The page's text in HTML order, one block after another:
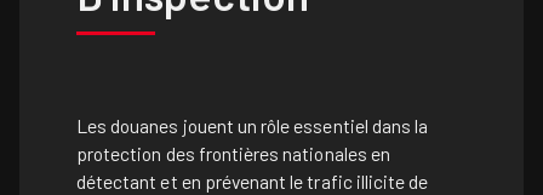
Les douanes jouent un rôle essentiel dans la
protection des frontières nationales en
détectant et en prévenant le trafic illicite de